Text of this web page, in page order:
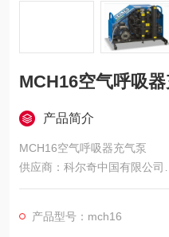
MCH16空气呼吸
产品简介
MCH16空气呼吸器充气泵
供应商：科尔奇中国有限公司
MCH16ET空气呼吸器充气泵
产品型号：mch16